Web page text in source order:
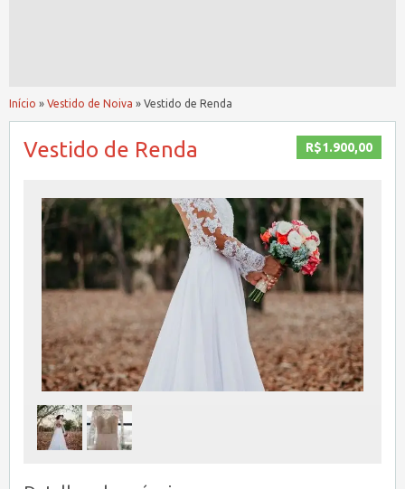
Início » Vestido de Noiva » Vestido de Renda
R$1.900,00
Vestido de Renda